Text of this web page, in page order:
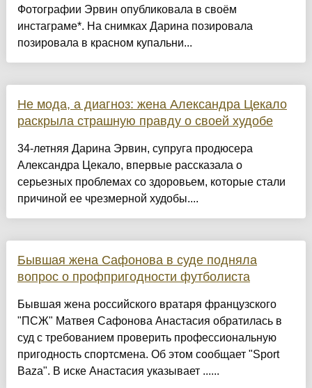
Фотографии Эрвин опубликовала в своём
инстаграме*. На снимках Дарина позировала
позировала в красном купальни...
Не мода, а диагноз: жена Александра Цекало
раскрыла страшную правду о своей худобе
34-летняя Дарина Эрвин, супруга продюсера
Александра Цекало, впервые рассказала о
серьезных проблемах со здоровьем, которые стали
причиной ее чрезмерной худобы....
Бывшая жена Сафонова в суде подняла
вопрос о профпригодности футболиста
Бывшая жена российского вратаря французского
"ПСЖ" Матвея Сафонова Анастасия обратилась в
суд с требованием проверить профессиональную
пригодность спортсмена. Об этом сообщает "Sport
Baza". В иске Анастасия указывает ......